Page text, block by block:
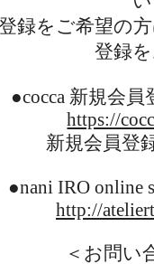
録をご希望の
登録
●cocca 新規会
https://
新規会員登
●nani IRO online
http://
＜お問い